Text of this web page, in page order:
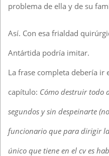
problema de ella y de su
Así. Con esa frialdad
Antártida podría imitar.
La frase completa debería ir
capítulo: Cómo destruir todo
segundos y sin despeinarte
funcionario que para dirigir
único que tiene en el cv es